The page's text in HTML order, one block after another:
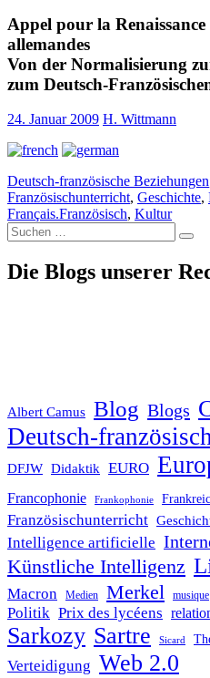
Appel pour la
allemandes
Von der Normalisierung
zum Deutsch-
24. Januar 2009 H. Wittmann
Deutsch-französische Beziehungen
Französischunterricht, Geschichte,
Français.Französisch, Kultur
Suche
nach:
Die Blogs unserer
Albert Camus Blog Blogs
Deutsch-
DFJW Didaktik EURO
Francophonie Frankophonie
Französischunterricht
Intelligence artificielle
Künstliche Intelligenz
Macron Medien Merkel musique
Politik Prix des lycéens
Sarkozy Sartre Sicard
Verteidigung Web 2.0